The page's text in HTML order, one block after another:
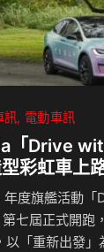
訊 電動車訊
「Drive
彩虹車上
度旗艦活動「
七屆正式開跑
以「重新出發」